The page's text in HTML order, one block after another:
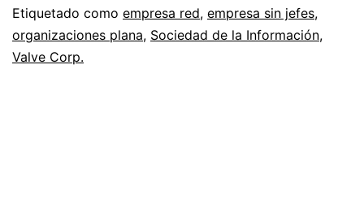
tiene
jefes
Etiquetado como empresa red, empresa sin jefes,
organizaciones plana, Sociedad de la Información,
Valve Corp.